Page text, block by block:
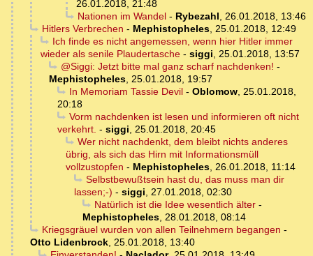
26.01.2018, 21:48
Nationen im Wandel- Rybezahl, 26.01.2018, 13:46
Hitlers Verbrechen - Mephistopheles, 25.01.2018, 12:49
Ich finde es nicht angemessen, wenn hier Hitler immer
wieder als senile Plaudertasche - siggi, 25.01.2018, 13:57
@Siggi: Jetzt bitte mal ganz scharf nachdenken! -
Mephistopheles, 25.01.2018, 19:57
In Memoriam Tassie Devil- Oblomow, 25.01.2018,
20:18
Vorm nachdenken ist lesen und informieren oft nicht
verkehrt. - siggi, 25.01.2018, 20:45
Wer nicht nachdenkt, dem bleibt nichts anderes
übrig, als sich das Hirn mit Informationsmüll
vollzustopfen - Mephistopheles, 26.01.2018, 11:14
Selbstbewußtsein hast du, das muss man dir
lassen;-) - siggi, 27.01.2018, 02:30
Natürlich ist die Idee wesentlich älter-
Mephistopheles, 28.01.2018, 08:14
Kriegsgräuel wurden von allen Teilnehmern begangen -
Otto Lidenbrock, 25.01.2018, 13:40